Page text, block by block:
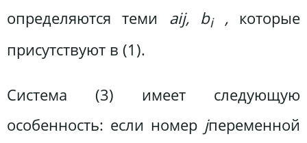
определяются теми аij, bi, которые
присутствуют в (1).
Система (3) имеет следующую
особенность: если номер jпеременной